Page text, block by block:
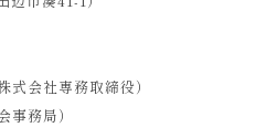
会社専務取締役）
務局）